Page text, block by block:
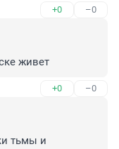
+0 –0
живет
+0 –0
тьмы и